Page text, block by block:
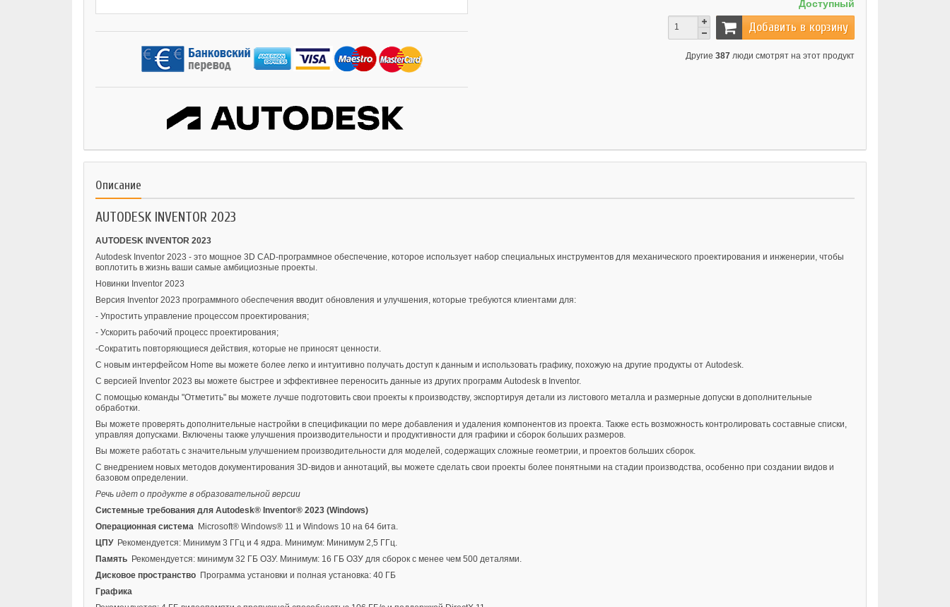
Доступный
Добавить в корзину
Другие 387 люди смотрят на этот продукт
Описание
AUTODESK INVENTOR 2023
AUTODESK INVENTOR 2023
Autodesk Inventor 2023 - это мощное 3D CAD-программное обеспечение, которое использует набор специальных инструментов для механического проектирования и инженерии, чтобы
воплотить в жизнь ваши самые амбициозные проекты.
Новинки Inventor 2023
Версия Inventor 2023 программного обеспечения вводит обновления и улучшения, которые требуются клиентами для:
- Упростить управление процессом проектирования;
- Ускорить рабочий процесс проектирования;
-Сократить повторяющиеся действия, которые не приносят ценности.
С новым интерфейсом Home вы можете более легко и интуитивно получать доступ к данным и использовать графику, похожую на другие продукты от Autodesk.
С версией Inventor 2023 вы можете быстрее и эффективнее переносить данные из других программ Autodesk в Inventor.
С помощью команды "Отметить" вы можете лучше подготовить свои проекты к производству, экспортируя детали из листового металла и размерные допуски в дополнительные
обработки.
Вы можете проверять дополнительные настройки в спецификации по мере добавления и удаления компонентов из проекта. Также есть возможность контролировать составные списки,
управляя допусками. Включены также улучшения производительности и продуктивности для графики и сборок больших размеров.
Вы можете работать с значительным улучшением производительности для моделей, содержащих сложные геометрии, и проектов больших сборок.
С внедрением новых методов документирования 3D-видов и аннотаций, вы можете сделать свои проекты более понятными на стадии производства, особенно при создании видов и
базовом определении.
Речь идет о продукте в образовательной версии
Системные требования для Autodesk® Inventor® 2023 (Windows)
Операционная система Microsoft® Windows® 11 и Windows 10 на 64 бита.
ЦПУ Рекомендуется: Минимум 3 ГГц и 4 ядра. Минимум: Минимум 2,5 ГГц.
Память Рекомендуется: минимум 32 ГБ ОЗУ. Минимум: 16 ГБ ОЗУ для сборок с менее чем 500 деталями.
Дисковое пространство Программа установки и полная установка: 40 ГБ
Графика